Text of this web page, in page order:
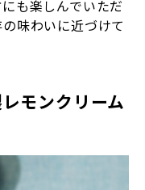
も楽しんでいただ
味わいに近づけて
モンクリーム